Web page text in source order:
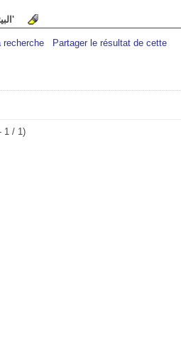
1 résultat(s) recherche sur le mot-clé 'البيئة التسويقية للمصارف'
recherche
Partager le résultat de cette
1 / 1)